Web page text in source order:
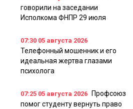
говорили на заседании
Исполкома ФНПР 29 июля
07:30 05 августа 2026
Телефонный мошенник и его
идеальная жертва глазами
психолога
07:25 05 августа 2026
Профсоюз
помог студенту вернуть право